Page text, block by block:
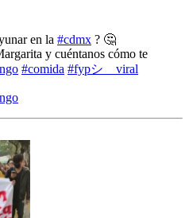
en la #cdmx ? 🤔
y cuéntanos cómo te
#comida #fypシ゚viral